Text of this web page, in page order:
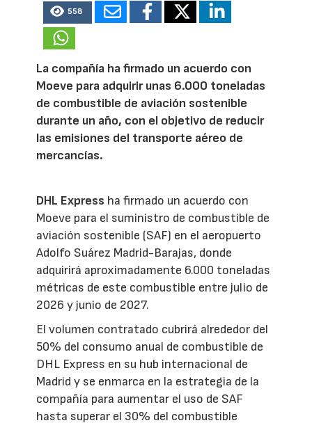
558
La compañía ha firmado un acuerdo con
Moeve para adquirir unas 6.000 toneladas
de combustible de aviación sostenible
durante un año, con el objetivo de reducir
las emisiones del transporte aéreo de
mercancías.
DHL Express ha firmado un acuerdo con
Moeve para el suministro de combustible de
aviación sostenible (SAF) en el aeropuerto
Adolfo Suárez Madrid-Barajas, donde
adquirirá aproximadamente 6.000 toneladas
métricas de este combustible entre julio de
2026 y junio de 2027.
El volumen contratado cubrirá alrededor del
50% del consumo anual de combustible de
DHL Express en su hub internacional de
Madrid y se enmarca en la estrategia de la
compañía para aumentar el uso de SAF
hasta superar el 30% del combustible